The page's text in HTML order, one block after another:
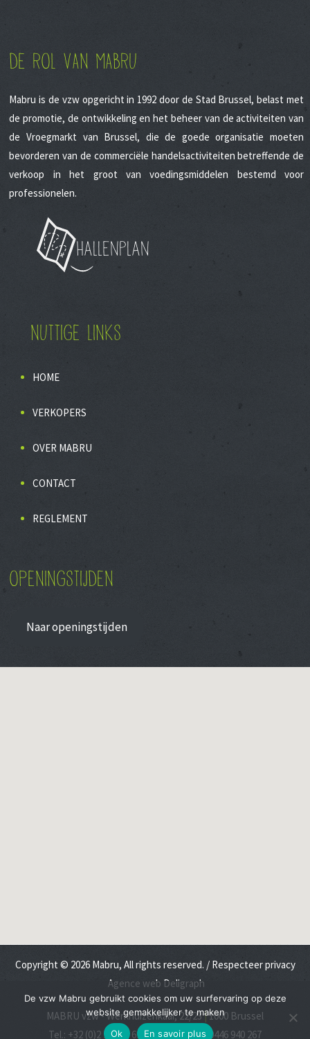
DE ROL VAN MABRU
Mabru is de vzw opgericht in 1992 door de Stad Brussel, belast met
de promotie, de ontwikkeling en het beheer van de activiteiten van
de Vroegmarkt van Brussel, die de goede organisatie moeten
bevorderen van de commerciële handelsactiviteiten betreffende de
verkoop in het groot van voedingsmiddelen bestemd voor
professionelen.
Hallenplan
NUTTIGE LINKS
HOME
VERKOPERS
OVER MABRU
CONTACT
REGLEMENT
OPENINGSTIJDEN
Naar openingstijden
Copyright © 2026 Mabru, All rights reserved. / Respecteer privacy
Agence web Deligraph
MABRU vzw - Werkhuizenkaai, 22/23|1000 Brussel
Tel.: +32 (0)2 215 51 69 / BCE/TVA : BE 0446 940 267
De vzw Mabru gebruikt cookies om uw surfervaring op deze
website gemakkelijker te maken
Ok
En savoir plus